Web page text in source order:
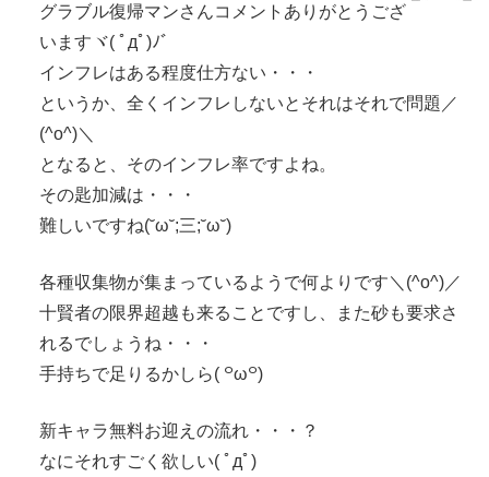
グラブル復帰マンさんコメントありがとうござ
いますヾ( ﾟдﾟ)ﾉ゛
インフレはある程度仕方ない・・・
というか、全くインフレしないとそれはそれで問題／
(^o^)＼
となると、そのインフレ率ですよね。
その匙加減は・・・
難しいですね(˘ω˘;三;˘ω˘)
各種収集物が集まっているようで何よりです＼(^o^)／
十賢者の限界超越も来ることですし、また砂も要求さ
れるでしょうね・・・
手持ちで足りるかしら( ꒪ω꒪)
新キャラ無料お迎えの流れ・・・？
なにそれすごく欲しい( ﾟдﾟ)